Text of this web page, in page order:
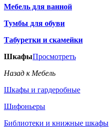
Мебель для ванной
Тумбы для обуви
Табуретки и скамейки
ШкафыПросмотреть
Назад к Мебель
Шкафы и гардеробные
Шифоньеры
Библиотеки и книжные шкафы